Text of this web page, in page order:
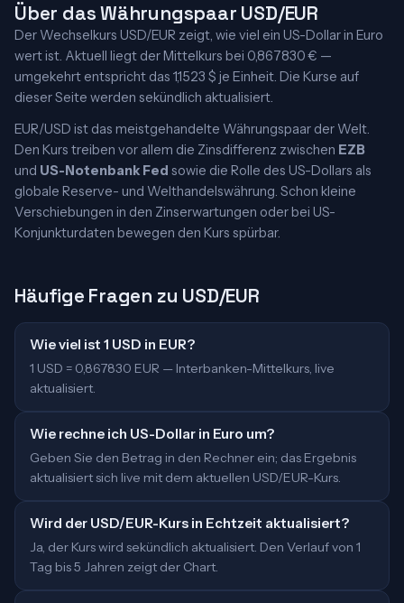
Über das Währungspaar USD/EUR
Der Wechselkurs USD/EUR zeigt, wie viel ein US-Dollar in Euro
wert ist. Aktuell liegt der Mittelkurs bei 0,867830 € —
umgekehrt entspricht das 1,1523 $ je Einheit. Die Kurse auf
dieser Seite werden sekündlich aktualisiert.
EUR/USD ist das meistgehandelte Währungspaar der Welt.
Den Kurs treiben vor allem die Zinsdifferenz zwischen EZB
und US-Notenbank Fed sowie die Rolle des US-Dollars als
globale Reserve- und Welthandelswährung. Schon kleine
Verschiebungen in den Zinserwartungen oder bei US-
Konjunkturdaten bewegen den Kurs spürbar.
Häufige Fragen zu USD/EUR
Wie viel ist 1 USD in EUR?
1 USD = 0,867830 EUR — Interbanken-Mittelkurs, live
aktualisiert.
Wie rechne ich US-Dollar in Euro um?
Geben Sie den Betrag in den Rechner ein; das Ergebnis
aktualisiert sich live mit dem aktuellen USD/EUR-Kurs.
Wird der USD/EUR-Kurs in Echtzeit aktualisiert?
Ja, der Kurs wird sekündlich aktualisiert. Den Verlauf von 1
Tag bis 5 Jahren zeigt der Chart.